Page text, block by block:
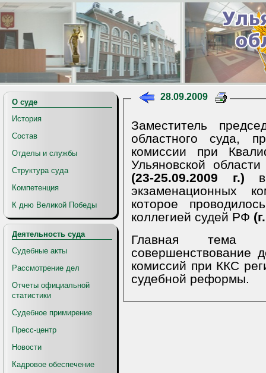
О суде
История
Состав
Отделы и службы
Структура суда
Компетенция
К дню Великой Победы
Деятельность суда
Судебные акты
Рассмотрение дел
Отчеты официальной
статистики
Судебное примирение
Пресс-центр
Новости
Кадровое обеспечение
28.09.2009
Заместитель
областного суда,
комиссии при
Ульяновской
(23-25.09.2009 г.)
экзаменационных
которое
коллегией судей РФ
Главная тема
совершенствование
комиссий при ККС
судебной реформы.